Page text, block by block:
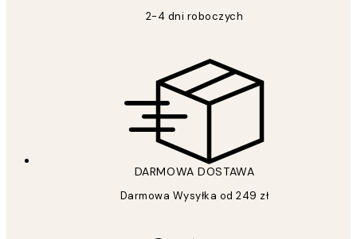
2-4 dni roboczych
DARMOWA DOSTAWA
Darmowa Wysyłka od 249 zł